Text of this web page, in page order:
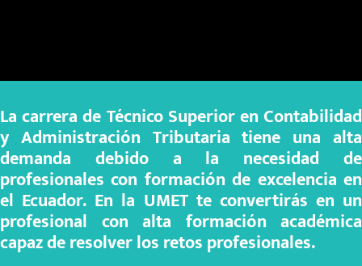
La carrera de Técnico Superior en Contabilidad
y Administración Tributaria tiene una alta
demanda debido a la necesidad de
profesionales con formación de excelencia en
el Ecuador. En la UMET te convertirás en un
profesional con alta formación académica
capaz de resolver los retos profesionales.